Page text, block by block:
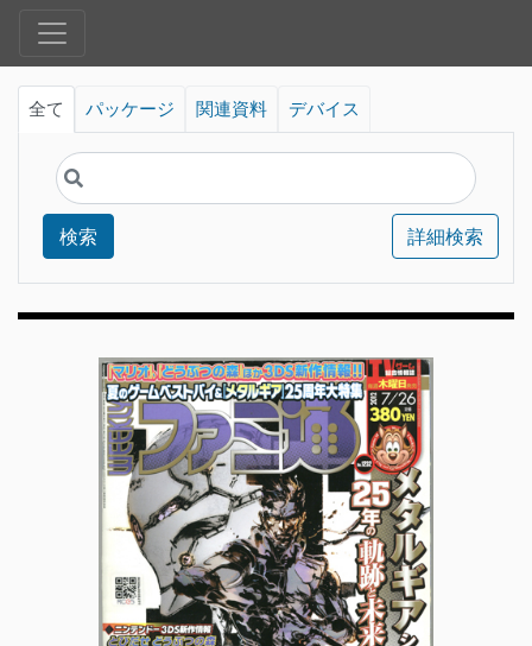
全て パッケージ 関連資料 デバイス
検索 詳細検索